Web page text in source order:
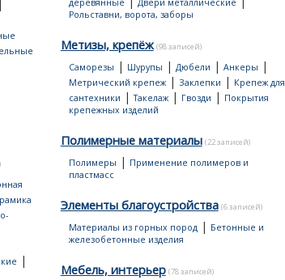
|
|
деревянные
Двери металлические
Рольставни, ворота, заборы
Метизы, крепёж (98 записей)
Саморезы | Шурупы | Дюбели | Анкеры |
Метрический крепеж| Заклепки | Крепеж для
сантехники |Такелаж| Гвозди | Покрытия
крепежных изделий
Полимерные материалы (22 записей)
Полимеры | Применение полимеров и
пластмасс
Элементы благоустройства (6 записей)
Материалы из горных пород| Бетонные и
железобетонные изделия
Мебель, интерьер (78 записей)